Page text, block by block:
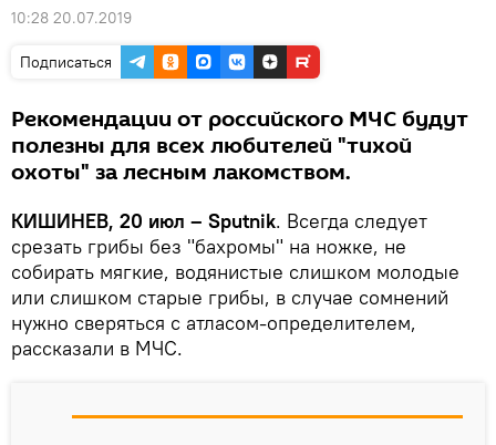
10:28 20.07.2019
Подписаться
Рекомендации от российского МЧС будут
полезны для всех любителей "тихой
охоты" за лесным лакомством.
КИШИНЕВ, 20 июл – Sputnik. Всегда следует
срезать грибы без "бахромы" на ножке, не
собирать мягкие, водянистые слишком молодые
или слишком старые грибы, в случае сомнений
нужно сверяться с атласом-определителем,
рассказали в МЧС.